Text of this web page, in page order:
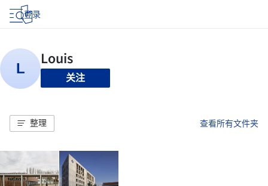
登录
关注
整理 查看所有文件夹